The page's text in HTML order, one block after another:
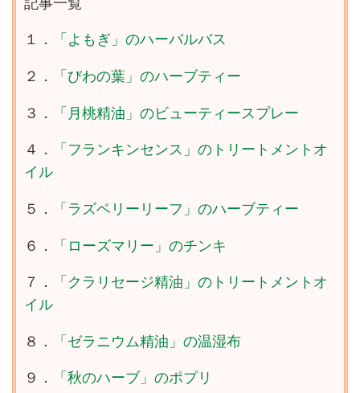
１． 「よもぎ」のハーバルバス
２． 「びわの葉」のハーブティー
３． 「月桃精油」のビューティースプレー
４．
「フランキンセンス」のトリートメントオ
イル
５． 「ラズベリーリーフ」のハーブティー
６． 「ローズマリー」のチンキ
７．
「クラリセージ精油」のトリートメントオ
イル
８． 「ゼラニウム精油」の温湿布
９． 「秋のハーブ」のポプリ